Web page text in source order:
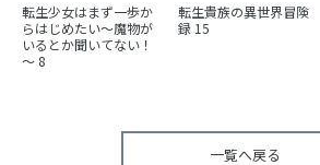
転生少女はまず一歩か
らはじめたい～魔物が
いるとか聞いてない！
～ 8
転生貴族の異世界冒険
録 15
一覧へ戻る